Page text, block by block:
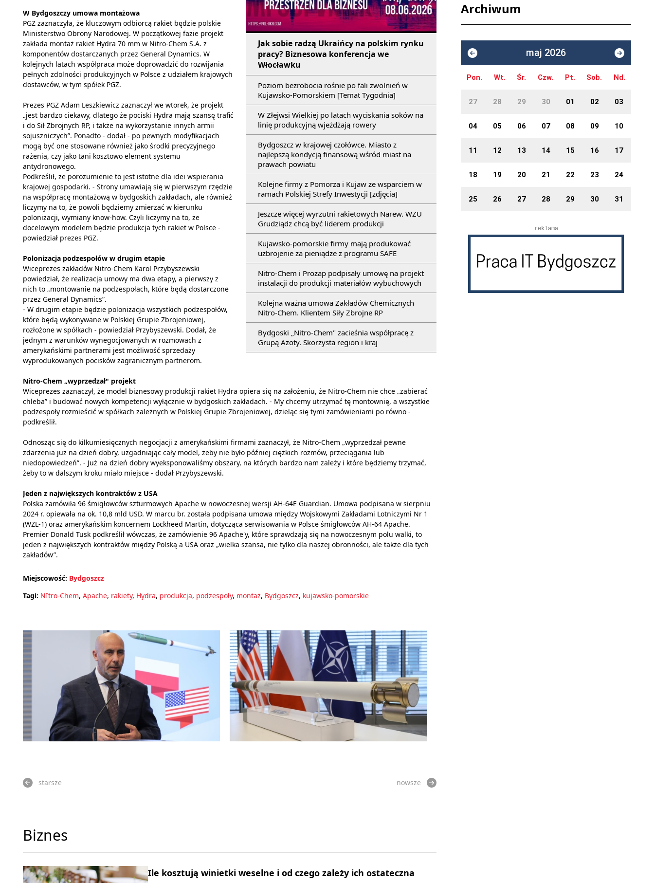
Jak sobie radzą Ukraińcy na polskim rynku
pracy? Biznesowa konferencja we
Włocławku
Poziom bezrobocia rośnie po fali zwolnień w
Kujawsko-Pomorskiem [Temat Tygodnia]
W Złejwsi Wielkiej po latach wyciskania soków na
linię produkcyjną wjeżdżają rowery
Bydgoszcz w krajowej czołówce. Miasto z
najlepszą kondycją finansową wśród miast na
prawach powiatu
Kolejne firmy z Pomorza i Kujaw ze wsparciem w
ramach Polskiej Strefy Inwestycji [zdjęcia]
Jeszcze więcej wyrzutni rakietowych Narew. WZU
Grudziądz chcą być liderem produkcji
Kujawsko-pomorskie firmy mają produkować
uzbrojenie za pieniądze z programu SAFE
Nitro-Chem i Prozap podpisały umowę na projekt
instalacji do produkcji materiałów wybuchowych
Kolejna ważna umowa Zakładów Chemicznych
Nitro-Chem. Klientem Siły Zbrojne RP
Bydgoski „Nitro-Chem" zacieśnia współpracę z
Grupą Azoty. Skorzysta region i kraj
W Bydgoszczy umowa montażowa
PGZ zaznaczyła, że kluczowym odbiorcą rakiet będzie polskie
Ministerstwo Obrony Narodowej. W początkowej fazie projekt
zakłada montaż rakiet Hydra 70 mm w Nitro-Chem S.A. z
komponentów dostarczanych przez General Dynamics. W
kolejnych latach współpraca może doprowadzić do rozwijania
pełnych zdolności produkcyjnych w Polsce z udziałem krajowych
dostawców, w tym spółek PGZ.
Prezes PGZ Adam Leszkiewicz zaznaczył we wtorek, że projekt
„jest bardzo ciekawy, dlatego że pociski Hydra mają szansę trafić
i do Sił Zbrojnych RP, i także na wykorzystanie innych armii
sojuszniczych”. Ponadto - dodał - po pewnych modyfikacjach
mogą być one stosowane również jako środki precyzyjnego
rażenia, czy jako tani kosztowo element systemu
antydronowego.
Podkreślił, że porozumienie to jest istotne dla idei wspierania
krajowej gospodarki. - Strony umawiają się w pierwszym rzędzie
na współpracę montażową w bydgoskich zakładach, ale również
liczymy na to, że powoli będziemy zmierzać w kierunku
polonizacji, wymiany know-how. Czyli liczymy na to, że
docelowym modelem będzie produkcja tych rakiet w Polsce -
powiedział prezes PGZ.
Polonizacja podzespołów w drugim etapie
Wiceprezes zakładów Nitro-Chem Karol Przybyszewski
powiedział, że realizacja umowy ma dwa etapy, a pierwszy z
nich to „montowanie na podzespołach, które będą dostarczone
przez General Dynamics”.
- W drugim etapie będzie polonizacja wszystkich podzespołów,
które będą wykonywane w Polskiej Grupie Zbrojeniowej,
rozłożone w spółkach - powiedział Przybyszewski. Dodał, że
jednym z warunków wynegocjowanych w rozmowach z
amerykańskimi partnerami jest możliwość sprzedaży
wyprodukowanych pocisków zagranicznym partnerom.
Nitro-Chem „wyprzedzał" projekt
Wiceprezes zaznaczył, że model biznesowy produkcji rakiet Hydra opiera się na założeniu, że Nitro-Chem nie chce „zabierać
chleba” i budować nowych kompetencji wyłącznie w bydgoskich zakładach. - My chcemy utrzymać tę montownię, a wszystkie
podzespoły rozmieścić w spółkach zależnych w Polskiej Grupie Zbrojeniowej, dzieląc się tymi zamówieniami po równo -
podkreślił.
Odnosząc się do kilkumiesięcznych negocjacji z amerykańskimi firmami zaznaczył, że Nitro-Chem „wyprzedzał pewne
zdarzenia już na dzień dobry, uzgadniając cały model, żeby nie było później ciężkich rozmów, przeciągania lub
niedopowiedzeń”. - Już na dzień dobry wyeksponowaliśmy obszary, na których bardzo nam zależy i które będziemy trzymać,
żeby to w dalszym kroku miało miejsce - dodał Przybyszewski.
Jeden z największych kontraktów z USA
Polska zamówiła 96 śmigłowców szturmowych Apache w nowoczesnej wersji AH-64E Guardian. Umowa podpisana w sierpniu
2024 r. opiewała na ok. 10,8 mld USD. W marcu br. została podpisana umowa między Wojskowymi Zakładami Lotniczymi Nr 1
(WZL-1) oraz amerykańskim koncernem Lockheed Martin, dotycząca serwisowania w Polsce śmigłowców AH-64 Apache.
Premier Donald Tusk podkreślił wówczas, że zamówienie 96 Apache'y, które sprawdzają się na nowoczesnym polu walki, to
jeden z największych kontraktów między Polską a USA oraz „wielka szansa, nie tylko dla naszej obronności, ale także dla tych
zakładów”.
Miejscowość: Bydgoszcz
Tagi: NItro-Chem, Apache, rakiety, Hydra, produkcja, podzespoły, montaż, Bydgoszcz, kujawsko-pomorskie
starsze nowsze
Biznes
Ile kosztują winietki weselne i od czego zależy ich ostateczna
Archiwum
maj 2026
Pon. Wt. Śr. Czw. Pt. Sob. Nd.
27 28 29 30 01 02 03
04 05 06 07 08 09 10
11 12 13 14 15 16 17
18 19 20 21 22 23 24
25 26 27 28 29 30 31
reklama